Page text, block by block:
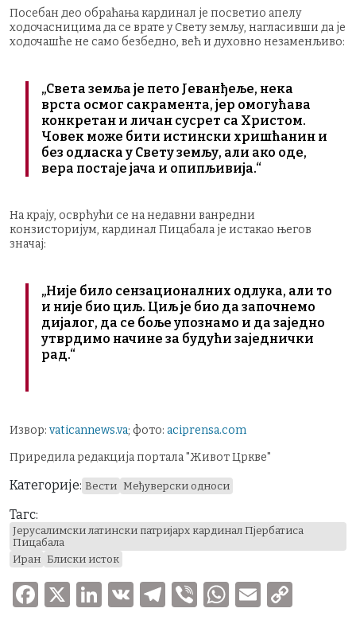
Посебан део обраћања кардинал је посветио апелу
ходочасницима да се врате у Свету земљу, нагласивши да је
ходочашће не само безбедно, већ и духовно незаменљиво:
„Света земља је пето Јеванђеље, нека
врста осмог сакрамента, јер омогућава
конкретан и личан сусрет са Христом.
Човек може бити истински хришћанин и
без одласка у Свету земљу, али ако оде,
вера постаје јача и опипљивија.“
На крају, осврћући се на недавни ванредни
конзисторијум, кардинал Пицабала је истакао његов
значај:
„Није било сензационалних одлука, али то
и није био циљ. Циљ је био да започнемо
дијалог, да се боље упознамо и да заједно
утврдимо начине за будући заједнички
рад.“
Извор: vaticannews.va; фото: aciprensa.com
Приредила редакција портала "Живот Цркве"
Категорије: Вести Међуверски односи
Тагс:
Јерусалимски латински патријарх кардинал Пјербатиса
Пицабала
Иран Блиски исток
F
X
Li V
T
V
W E